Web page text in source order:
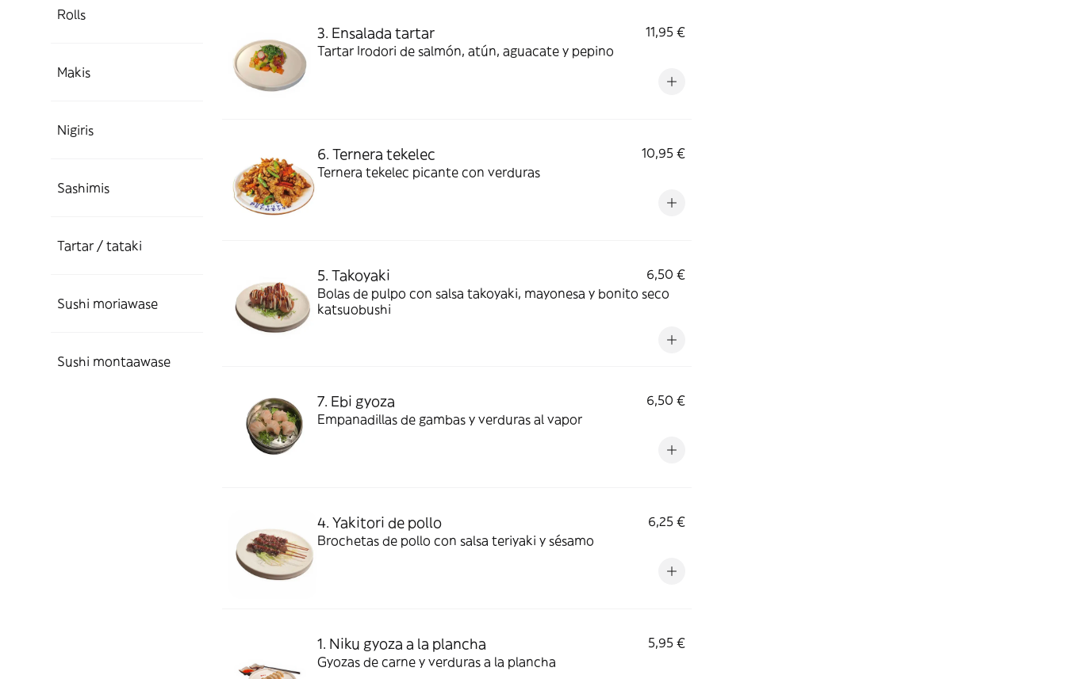
Rolls
Makis
Nigiris
Sashimis
Tartar / tataki
Sushi moriawase
Sushi montaawase
3. Ensalada tartar
11,95 €
Tartar Irodori de salmón, atún, aguacate y pepino
6. Ternera tekelec
10,95 €
Ternera tekelec picante con verduras
5. Takoyaki
6,50 €
Bolas de pulpo con salsa takoyaki, mayonesa y bonito seco
katsuobushi
7. Ebi gyoza
6,50 €
Empanadillas de gambas y verduras al vapor
4. Yakitori de pollo
6,25 €
Brochetas de pollo con salsa teriyaki y sésamo
1. Niku gyoza a la plancha
5,95 €
Gyozas de carne y verduras a la plancha